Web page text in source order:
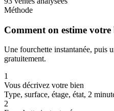
Méthode
Comment on estime votre
Une fourchette instantanée, puis
gratuitement.
1
Vous décrivez votre bien
Type, surface, étage, état, 2
2